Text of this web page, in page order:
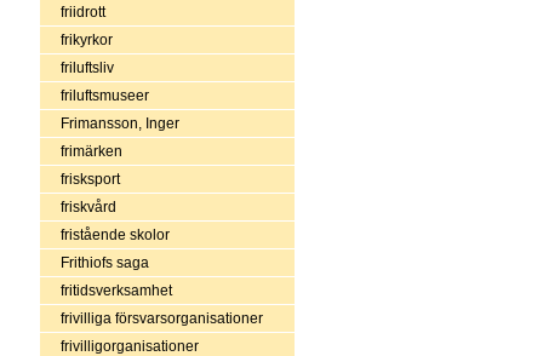
friidrott
frikyrkor
friluftsliv
friluftsmuseer
Frimansson, Inger
frimärken
frisksport
friskvård
fristående skolor
Frithiofs saga
fritidsverksamhet
frivilliga försvarsorganisationer
frivilligorganisationer